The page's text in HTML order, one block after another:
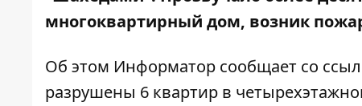
многоквартирный дом, возник
Об этом Информатор сообщает со
разрушены 6 квартир в